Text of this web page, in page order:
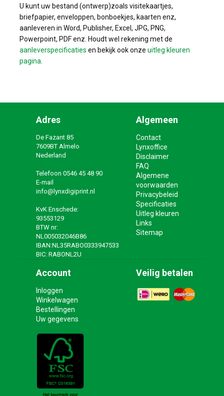
U kunt uw bestand (ontwerp)zoals visitekaartjes,
briefpapier, enveloppen, bonboekjes, kaarten enz,
aanleveren in Word, Publisher, Excel, JPG, PNG,
Powerpoint, PDF enz. Houdt wel rekening met de
aanleverspecificaties en bekijk ook onze uitleg kleuren
pagina
Adres
De Fazant 85
7609BT Almelo
Nederland
Telefoon 0546 45 48 90
E-mail
info@lynxdigiprint.nl
KvK Enschede:
93553129
BTW nr:
NL005032046B86
IBAN:NL35RABO0333947533
BIC: RABONL2U
Algemeen
Contact
Lynxoffice
Disclaimer
FAQ
Algemene
voorwaarden
Privacybeleid
Specificaties
Uitleg kleuren
Links
Sitemap
Account
Inloggen
Winkelwagen
Bestellingen
Uw gegevens
Veilig betalen